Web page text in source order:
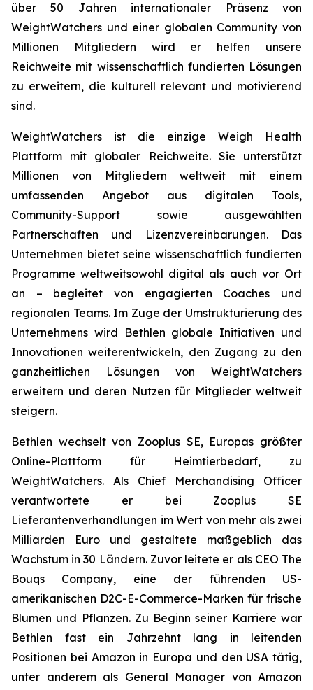
über 50 Jahren internationaler Präsenz von
WeightWatchers und einer globalen Community von
Millionen Mitgliedern wird er helfen unsere
Reichweite mit wissenschaftlich fundierten Lösungen
zu erweitern, die kulturell relevant und motivierend
sind.
WeightWatchers ist die einzige Weigh Health
Plattform mit globaler Reichweite. Sie unterstützt
Millionen von Mitgliedern weltweit mit einem
umfassenden Angebot aus digitalen Tools,
Community-Support sowie ausgewählten
Partnerschaften und Lizenzvereinbarungen. Das
Unternehmen bietet seine wissenschaftlich fundierten
Programme weltweitsowohl digital als auch vor Ort
an – begleitet von engagierten Coaches und
regionalen Teams. Im Zuge der Umstrukturierung des
Unternehmens wird Bethlen globale Initiativen und
Innovationen weiterentwickeln, den Zugang zu den
ganzheitlichen Lösungen von WeightWatchers
erweitern und deren Nutzen für Mitglieder weltweit
steigern.
Bethlen wechselt von Zooplus SE, Europas größter
Online-Plattform für Heimtierbedarf, zu
WeightWatchers. Als Chief Merchandising Officer
verantwortete er bei Zooplus SE
Lieferantenverhandlungen im Wert von mehr als zwei
Milliarden Euro und gestaltete maßgeblich das
Wachstum in 30 Ländern. Zuvor leitete er als CEO The
Bouqs Company, eine der führenden US-
amerikanischen D2C-E-Commerce-Marken für frische
Blumen und Pflanzen. Zu Beginn seiner Karriere war
Bethlen fast ein Jahrzehnt lang in leitenden
Positionen bei Amazon in Europa und den USA tätig,
unter anderem als General Manager von Amazon